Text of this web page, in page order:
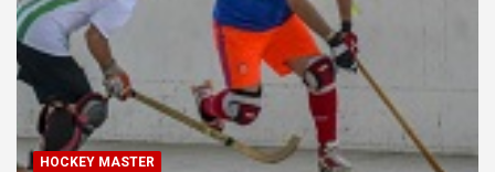
HOCKEY MASTER